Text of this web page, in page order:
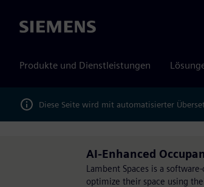
Siemens
Produkte und Dienstleistungen
Diese Seite wird mit automatisierter
AI-Enhanced
Lambent Spaces is a
optimize their space using